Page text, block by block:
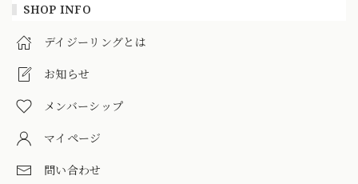
SHOP INFO
デイジーリングとは
お知らせ
メンバーシップ
マイページ
問い合わせ